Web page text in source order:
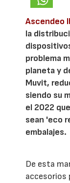
Ascendeo
la
problema
planeta y
Muvit,
siendo su
el 2022
sean 'eco
embalajes.
De esta
accesorios